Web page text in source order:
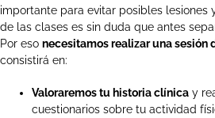
importante para evitar posibles lesiones
de las clases es sin duda que antes
Por eso necesitamos realizar una sesión
consistirá en:
Valoraremos tu historia clínica y
cuestionarios sobre tu actividad